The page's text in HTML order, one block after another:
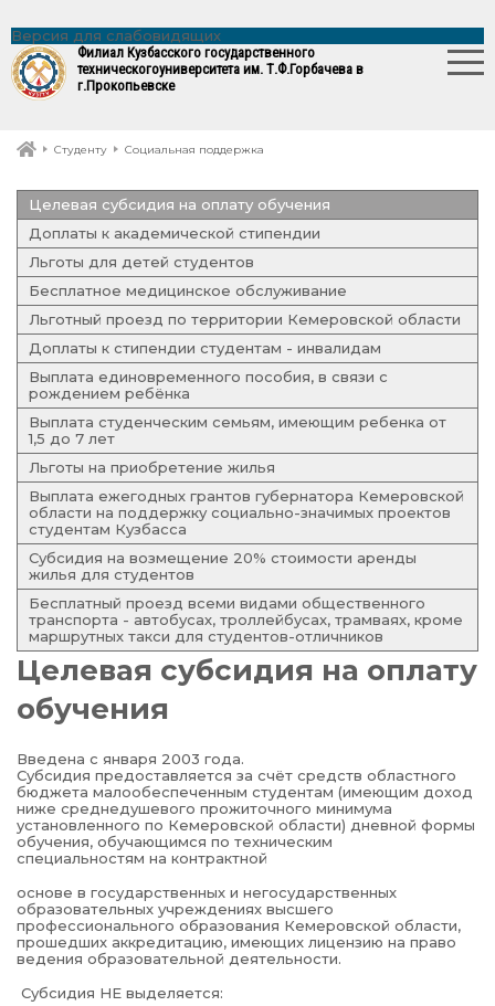
Версия для слабовидящих
Филиал Кузбасского государственного
техническогоуниверситета им. Т.Ф.Горбачева в
г.Прокопьевске
Студенту Социальная поддержка
Целевая субсидия на оплату обучения
Доплаты к академической стипендии
Льготы для детей студентов
Бесплатное медицинское обслуживание
Льготный проезд по территории Кемеровской области
Доплаты к стипендии студентам - инвалидам
Выплата единовременного пособия, в связи с
рождением ребёнка
Выплата студенческим семьям, имеющим ребенка от
1,5 до 7 лет
Льготы на приобретение жилья
Выплата ежегодных грантов губернатора Кемеровской
области на поддержку социально-значимых проектов
студентам Кузбасса
Субсидия на возмещение 20% стоимости аренды
жилья для студентов
Бесплатный проезд всеми видами общественного
транспорта - автобусах, троллейбусах, трамваях, кроме
маршрутных такси для студентов-отличников
Целевая субсидия на оплату
обучения
Введена с января 2003 года.
Субсидия предоставляется за счёт средств областного
бюджета малообеспеченным студентам (имеющим доход
ниже среднедушевого прожиточного минимума
установленного по Кемеровской области) дневной формы
обучения, обучающимся по техническим
специальностям на контрактной
основе в государственных и негосударственных
образовательных учреждениях высшего
профессионального образования Кемеровской области,
прошедших аккредитацию, имеющих лицензию на право
ведения образовательной деятельности.
Субсидия НЕ выделяется: